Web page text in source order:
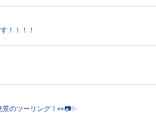
！！！！
のツーリング！👀📷✨